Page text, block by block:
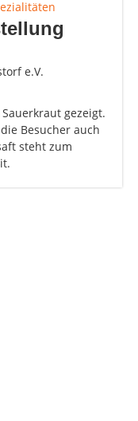
e.V.
gezeigt.
Besucher auch
steht zum